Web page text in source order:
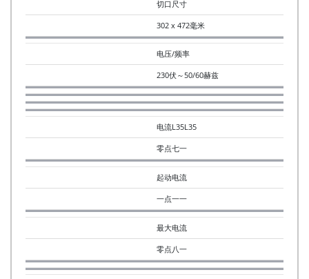
切口尺寸
302 x 472毫米
电压/频率
230伏～50/60赫兹
电流L35L35
零点七一
起动电流
一点一一
最大电流
零点八一